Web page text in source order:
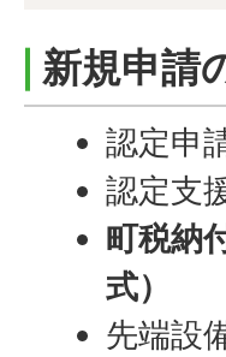
新規申請
認定申
認定支
町税納
式）
先端設